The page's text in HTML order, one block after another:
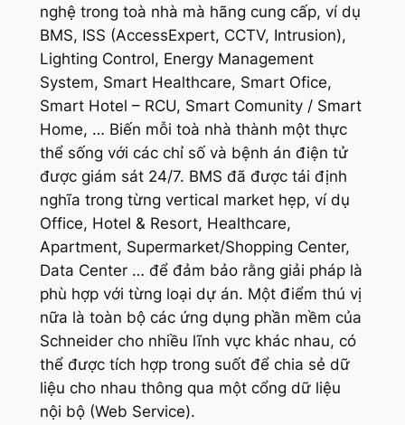
nghệ trong toà nhà mà hãng cung cấp, ví dụ
BMS, ISS (AccessExpert, CCTV, Intrusion),
Lighting Control, Energy Management
System, Smart Healthcare, Smart Ofice,
Smart Hotel – RCU, Smart Comunity / Smart
Home, … Biến mỗi toà nhà thành một thực
thể sống với các chỉ số và bệnh án điện tử
được giám sát 24/7. BMS đã được tái định
nghĩa trong từng vertical market hẹp, ví dụ
Office, Hotel & Resort, Healthcare,
Apartment, Supermarket/Shopping Center,
Data Center … để đảm bảo rằng giải pháp là
phù hợp với từng loại dự án. Một điểm thú vị
nữa là toàn bộ các ứng dụng phần mềm của
Schneider cho nhiều lĩnh vực khác nhau, có
thể được tích hợp trong suốt để chia sẻ dữ
liệu cho nhau thông qua một cổng dữ liệu
nội bộ (Web Service).